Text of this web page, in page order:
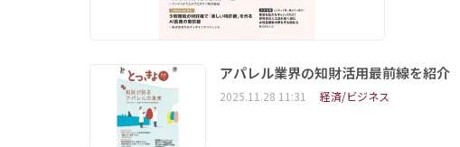
アパレル業界の知財活用最前線を紹
2025.11.28 11:31 経済/ビジネス